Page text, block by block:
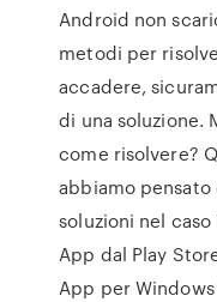
Android non
metodi per
accadere,
di una soluzione.
come risolvere?
abbiamo
soluzioni nel
App dal Play
App per